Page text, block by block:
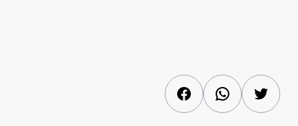
FacebookWhatsAppTwitter